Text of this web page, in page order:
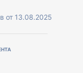
от 13.08.2025